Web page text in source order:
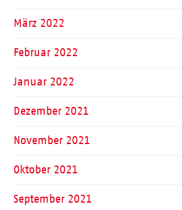
März 2022
Februar 2022
Januar 2022
Dezember 2021
November 2021
Oktober 2021
September 2021